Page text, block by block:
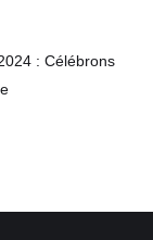
: Célébrons